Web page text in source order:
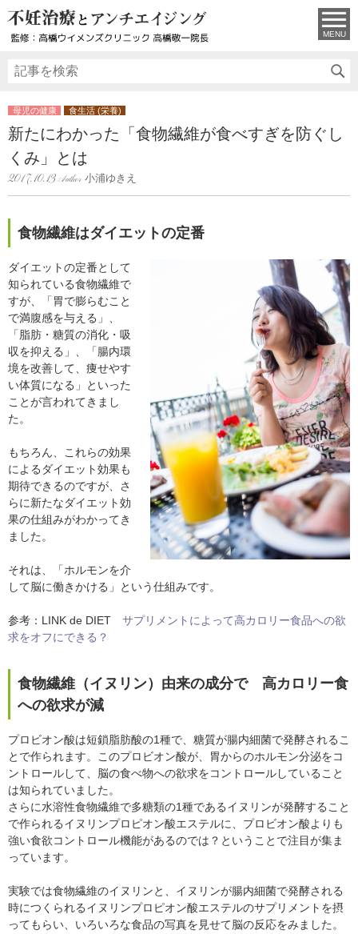
MENU
母児の健康 食生活 (栄養)
新たにわかった「食物繊維が食べすぎを防ぐし
くみ」とは
2017.10.13 小浦ゆきえ
食物繊維はダイエットの定番
ダイエットの定番として
知られている食物繊維で
すが、「胃で膨らむこと
で満腹感を与える」、
「脂肪・糖質の消化・吸
収を抑える」、「腸内環
境を改善して、痩せやす
い体質になる」といった
ことが言われてきまし
た。
もちろん、これらの効果
によるダイエット効果も
期待できるのですが、さ
らに新たなダイエット効
果の仕組みがわかってき
ました。
それは、「ホルモンを介
して脳に働きかける」という仕組みです。
参考：LINK de DIET サプリメントによって高カロリー食品への欲
求をオフにできる？
食物繊維（イヌリン）由来の成分で 高カロリー食
への欲求が減
プロビオン酸は短鎖脂肪酸の1種で、糖質が腸内細菌で発酵されるこ
とで作られます。このプロビオン酸が、胃からのホルモン分泌をコ
ントロールして、脳の食べ物への欲求をコントロールしていること
は知られていました。
さらに水溶性食物繊維で多糖類の1種であるイヌリンが発酵すること
で作られるイヌリンプロピオン酸エステルに、プロビオン酸よりも
強い食欲コントロール機能があるのでは？ということで注目が集ま
っています。
実験では食物繊維のイヌリンと、イヌリンが腸内細菌で発酵される
時につくられるイヌリンプロピオン酸エステルのサプリメントを摂
ってもらい、いろいろな食品の写真を見せて脳の反応をみました。